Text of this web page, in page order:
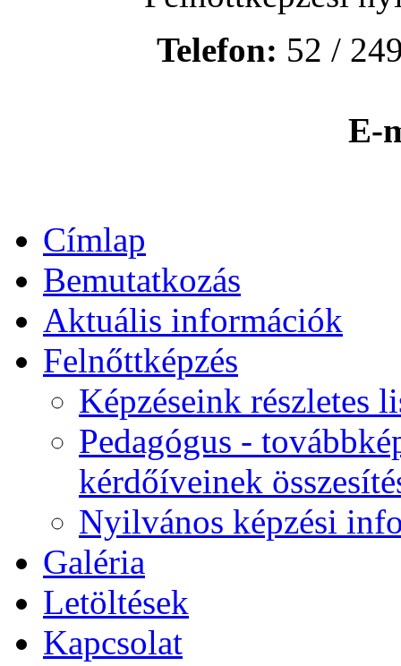
Telefon: 52 /
E-
Címlap
Bemutatkozás
Aktuális információk
Felnőttképzés
Képzéseink részletes
Pedagógus -
kérdőíveinek
Nyilvános képzési
Galéria
Letöltések
Kapcsolat